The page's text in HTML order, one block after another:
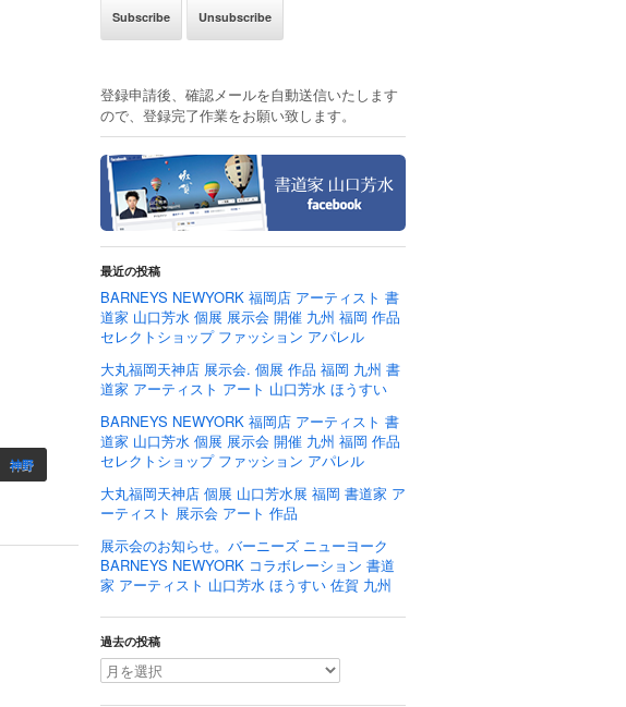
神野
登録申請後、確認メールを自動送信いたします
ので、登録完了作業をお願い致します。
最近の投稿
BARNEYS NEWYORK 福岡店 アーティスト 書
道家 山口芳水 個展 展示会 開催 九州 福岡 作品
セレクトショップ ファッション アパレル
大丸福岡天神店 展示会. 個展 作品 福岡 九州 書
道家 アーティスト アート 山口芳水 ほうすい
BARNEYS NEWYORK 福岡店 アーティスト 書
道家 山口芳水 個展 展示会 開催 九州 福岡 作品
セレクトショップ ファッション アパレル
大丸福岡天神店 個展 山口芳水展 福岡 書道家 ア
ーティスト 展示会 アート 作品
展示会のお知らせ。バーニーズ ニューヨーク
BARNEYS NEWYORK コラボレーション 書道
家 アーティスト 山口芳水 ほうすい 佐賀 九州
過去の投稿